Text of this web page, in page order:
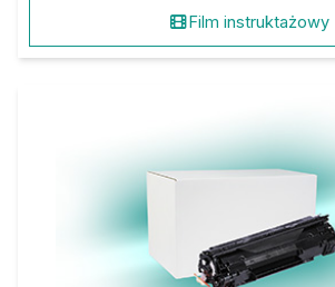
Film instruktażowy